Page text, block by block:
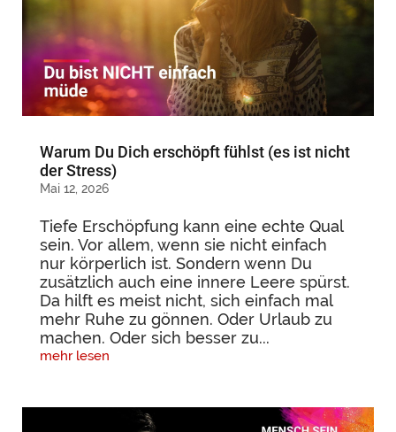
Warum Du Dich erschöpft fühlst (es ist nicht
der Stress)
Mai 12, 2026
Tiefe Erschöpfung kann eine echte Qual
sein. Vor allem, wenn sie nicht einfach
nur körperlich ist. Sondern wenn Du
zusätzlich auch eine innere Leere spürst.
Da hilft es meist nicht, sich einfach mal
mehr Ruhe zu gönnen. Oder Urlaub zu
machen. Oder sich besser zu...
mehr lesen